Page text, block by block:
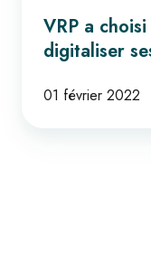
choisi
iMob
Stock
pour
VRP a
digitaliser
01 février 2022